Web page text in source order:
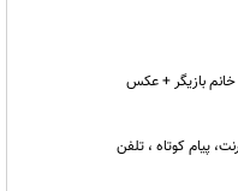
بازیگر + عکس
پیام کوتاه ، تلفن